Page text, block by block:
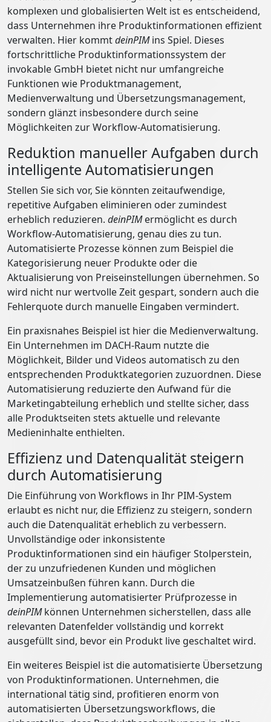
komplexen und globalisierten Welt ist es entscheidend,
dass Unternehmen ihre Produktinformationen effizient
verwalten. Hier kommtdeinPIMins Spiel. Dieses
fortschrittliche Produktinformationssystem der
invokable GmbH bietet nicht nur umfangreiche
Funktionen wie Produktmanagement,
Medienverwaltung und Übersetzungsmanagement,
sondern glänzt insbesondere durch seine
Möglichkeiten zur Workflow-Automatisierung.
Reduktion manueller Aufgaben durch
intelligente Automatisierungen
Stellen Sie sich vor, Sie könnten zeitaufwendige,
repetitive Aufgaben eliminieren oder zumindest
erheblich reduzieren. deinPIMermöglicht es durch
Workflow-Automatisierung, genau dies zu tun.
Automatisierte Prozesse können zum Beispiel die
Kategorisierung neuer Produkte oder die
Aktualisierung von Preiseinstellungen übernehmen. So
wird nicht nur wertvolle Zeit gespart, sondern auch die
Fehlerquote durch manuelle Eingaben vermindert.
Ein praxisnahes Beispiel ist hier die Medienverwaltung.
Ein Unternehmen im DACH-Raum nutzte die
Möglichkeit, Bilder und Videos automatisch zu den
entsprechenden Produktkategorien zuzuordnen. Diese
Automatisierung reduzierte den Aufwand für die
Marketingabteilung erheblich und stellte sicher, dass
alle Produktseiten stets aktuelle und relevante
Medieninhalte enthielten.
Effizienz und Datenqualität steigern
durch Automatisierung
Die Einführung von Workflows in Ihr PIM-System
erlaubt es nicht nur, die Effizienz zu steigern, sondern
auch die Datenqualität erheblich zu verbessern.
Unvollständige oder inkonsistente
Produktinformationen sind ein häufiger Stolperstein,
der zu unzufriedenen Kunden und möglichen
Umsatzeinbußen führen kann. Durch die
Implementierung automatisierter Prüfprozesse in
deinPIMkönnen Unternehmen sicherstellen, dass alle
relevanten Datenfelder vollständig und korrekt
ausgefüllt sind, bevor ein Produkt live geschaltet wird.
Ein weiteres Beispiel ist die automatisierte Übersetzung
von Produktinformationen. Unternehmen, die
international tätig sind, profitieren enorm von
automatisierten Übersetzungsworkflows, die